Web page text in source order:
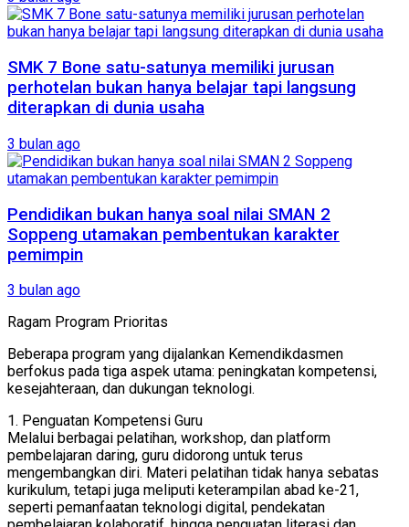
SMK 7 Bone satu-satunya memiliki jurusan
perhotelan bukan hanya belajar tapi langsung
diterapkan di dunia usaha
3 bulan ago
Pendidikan bukan hanya soal nilai SMAN 2
Soppeng utamakan pembentukan karakter
pemimpin
3 bulan ago
Ragam Program Prioritas
Beberapa program yang dijalankan Kemendikdasmen
berfokus pada tiga aspek utama: peningkatan kompetensi,
kesejahteraan, dan dukungan teknologi.
1. Penguatan Kompetensi Guru
Melalui berbagai pelatihan, workshop, dan platform
pembelajaran daring, guru didorong untuk terus
mengembangkan diri. Materi pelatihan tidak hanya sebatas
kurikulum, tetapi juga meliputi keterampilan abad ke-21,
seperti pemanfaatan teknologi digital, pendekatan